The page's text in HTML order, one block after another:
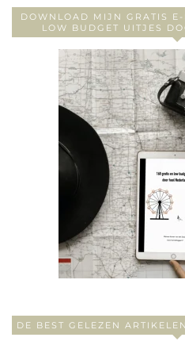
DOWNLOAD MIJN GRATIS
LOW BUDGET UITJES
DE BEST GELEZEN